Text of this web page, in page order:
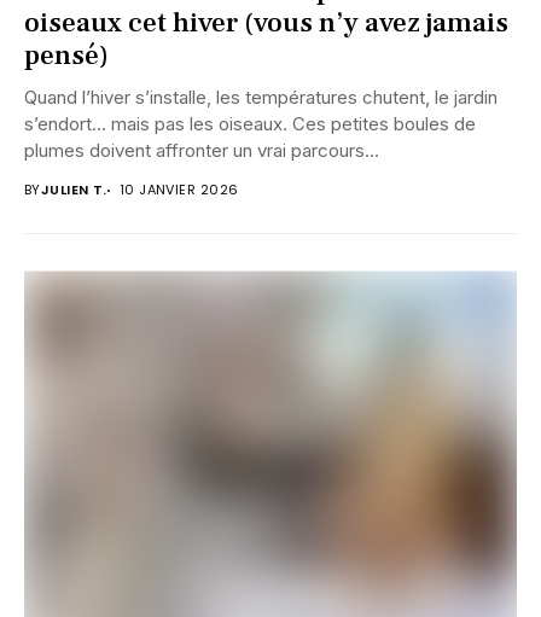
oiseaux cet hiver (vous n’y avez jamais
pensé)
Quand l’hiver s’installe, les températures chutent, le jardin
s’endort… mais pas les oiseaux. Ces petites boules de
plumes doivent affronter un vrai parcours...
BYJULIEN T. 10 JANVIER 2026